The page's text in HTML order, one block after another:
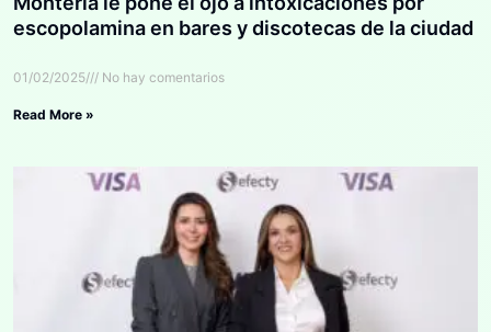
escopolamina en bares y discotecas de la ciudad
01/02/2025 No hay comentarios
Read More »